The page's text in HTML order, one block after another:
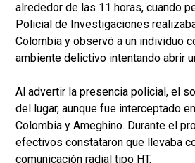
alrededor de las 11 horas, cuando
Policial de Investigaciones
Colombia y observó a un individuo
ambiente delictivo intentando abrir
Al advertir la presencia policial, el
del lugar, aunque fue interceptado
Colombia y Ameghino. Durante el
efectivos constataron que llevaba
comunicación radial tipo HT.